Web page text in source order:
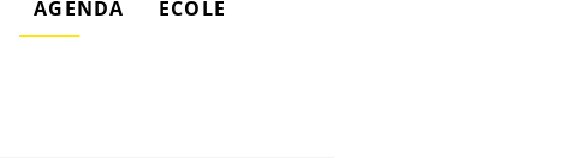
AGENDA ECOLE